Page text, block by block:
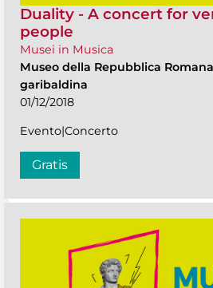
Duality - A concert for
people
Musei in Musica
Museo della Repubblica
garibaldina
01/12/2018
Evento|Concerto
Gratis